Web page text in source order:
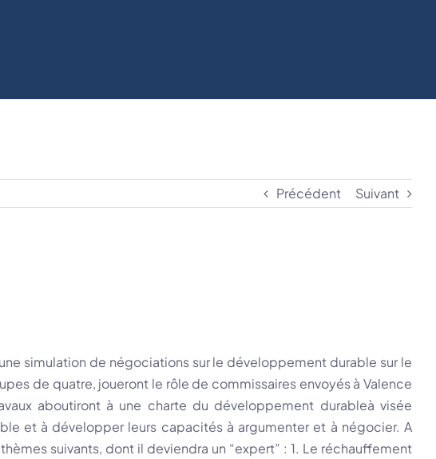
Précédent Suivant
simulation de négociations sur le développement durable sur le
de quatre​, joueront le rôle de commissaires envoyés à Valence
aboutiront à une charte du développement durable​à visée
et à développer leurs capacités à argumenter ​et à négocier​. A
suivants, dont il deviendra un “expert” : 1. Le réchauffement